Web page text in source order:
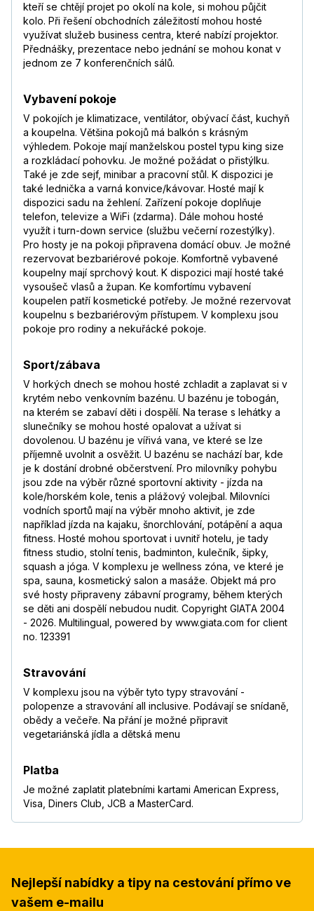
kteří se chtějí projet po okolí na kole, si mohou půjčit
kolo. Při řešení obchodních záležitostí mohou hosté
využívat služeb business centra, které nabízí projektor.
Přednášky, prezentace nebo jednání se mohou konat v
jednom ze 7 konferenčních sálů.
Vybavení pokoje
V pokojích je klimatizace, ventilátor, obývací část, kuchyň
a koupelna. Většina pokojů má balkón s krásným
výhledem. Pokoje mají manželskou postel typu king size
a rozkládací pohovku. Je možné požádat o přistýlku.
Také je zde sejf, minibar a pracovní stůl. K dispozici je
také lednička a varná konvice/kávovar. Hosté mají k
dispozici sadu na žehlení. Zařízení pokoje doplňuje
telefon, televize a WiFi (zdarma). Dále mohou hosté
využít i turn-down service (službu večerní rozestýlky).
Pro hosty je na pokoji připravena domácí obuv. Je možné
rezervovat bezbariérové pokoje. Komfortně vybavené
koupelny mají sprchový kout. K dispozici mají hosté také
vysoušeč vlasů a župan. Ke komfortímu vybavení
koupelen patří kosmetické potřeby. Je možné rezervovat
koupelnu s bezbariérovým přístupem. V komplexu jsou
pokoje pro rodiny a nekuřácké pokoje.
Sport/zábava
V horkých dnech se mohou hosté zchladit a zaplavat si v
krytém nebo venkovním bazénu. U bazénu je tobogán,
na kterém se zabaví děti i dospělí. Na terase s lehátky a
slunečníky se mohou hosté opalovat a užívat si
dovolenou. U bazénu je vířivá vana, ve které se lze
příjemně uvolnit a osvěžit. U bazénu se nachází bar, kde
je k dostání drobné občerstvení. Pro milovníky pohybu
jsou zde na výběr různé sportovní aktivity - jízda na
kole/horském kole, tenis a plážový volejbal. Milovníci
vodních sportů mají na výběr mnoho aktivit, je zde
například jízda na kajaku, šnorchlování, potápění a aqua
fitness. Hosté mohou sportovat i uvnitř hotelu, je tady
fitness studio, stolní tenis, badminton, kulečník, šipky,
squash a jóga. V komplexu je wellness zóna, ve které je
spa, sauna, kosmetický salon a masáže. Objekt má pro
své hosty připraveny zábavní programy, během kterých
se děti ani dospělí nebudou nudit. Copyright GIATA 2004
- 2026. Multilingual, powered by www.giata.com for client
no. 123391
Stravování
V komplexu jsou na výběr tyto typy stravování -
polopenze a stravování all inclusive. Podávají se snídaně,
obědy a večeře. Na přání je možné připravit
vegetariánská jídla a dětská menu
Platba
Je možné zaplatit platebními kartami American Express,
Visa, Diners Club, JCB a MasterCard.
Nejlepší nabídky a tipy na cestování přímo ve
vašem e-mailu